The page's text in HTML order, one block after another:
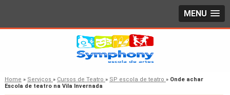
MENU
Home » Serviços » Cursos de Teatro » SP escola de teatro » Onde achar
Escola de teatro na Vila Invernada